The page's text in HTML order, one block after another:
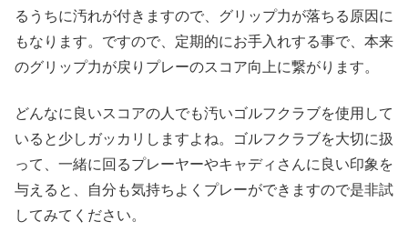
るうちに汚れが付きますので、グリップ力が落ちる原因に
もなります。ですので、定期的にお手入れする事で、本来
のグリップ力が戻りプレーのスコア向上に繋がります。
どんなに良いスコアの人でも汚いゴルフクラブを使用して
いると少しガッカリしますよね。ゴルフクラブを大切に扱
って、一緒に回るプレーヤーやキャディさんに良い印象を
与えると、自分も気持ちよくプレーができますので是非試
してみてください。